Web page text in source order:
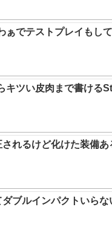
ぁでテストプレイもし
キツい皮肉まで書ける
れるけど化けた装備あ
ブルインパクトいらな